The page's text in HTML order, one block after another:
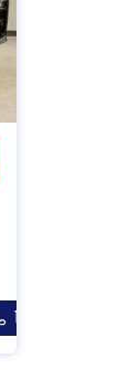
โทร